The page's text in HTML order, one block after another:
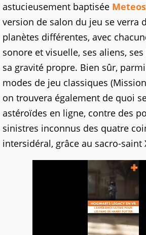
astucieusement baptisée
version de salon du jeu se verra
planètes différentes, avec
sonore et visuelle, ses aliens,
sa gravité propre. Bien sûr,
modes de jeu classiques
on trouvera également de quoi
astéroïdes en ligne, contre des
sinistres inconnus des quatre
intersidéral, grâce au sacro-saint